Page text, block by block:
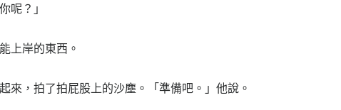
？」
岸的東西。
，拍了拍屁股上的沙塵。「準備吧。」他說。